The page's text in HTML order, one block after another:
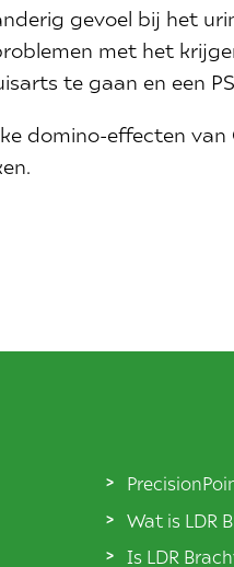
gevoel bij het
met het
te gaan en een
domino-effecten van
Wat is LDR
Is LDR